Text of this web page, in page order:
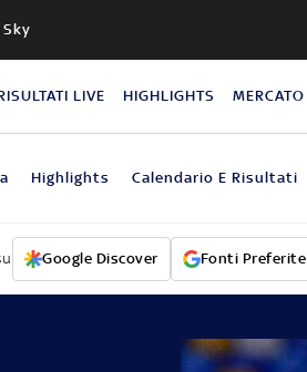
LIVE HIGHLIGHTS MERCATO
Highlights Calendario E Risultati
Google Discover Fonti Preferite